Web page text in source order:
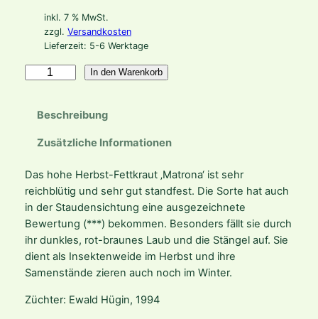
inkl. 7 % MwSt.
zzgl. Versandkosten
Lieferzeit: 5-6 Werktage
e
l
e
p
h
u
-
In den Warenkorb
Beschreibung
Zusätzliche Informationen
Das hohe Herbst-Fettkraut ‚Matrona‘ ist sehr
reichblütig und sehr gut standfest. Die Sorte hat auch
in der Staudensichtung eine ausgezeichnete
Bewertung (***) bekommen. Besonders fällt sie durch
ihr dunkles, rot-braunes Laub und die Stängel auf. Sie
dient als Insektenweide im Herbst und ihre
Samenstände zieren auch noch im Winter.
Züchter: Ewald Hügin, 1994